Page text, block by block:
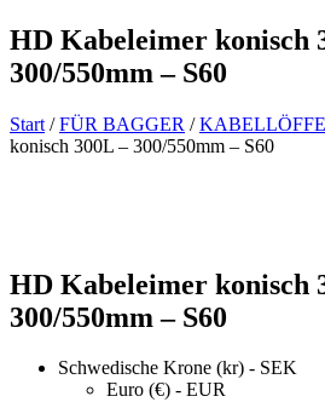
HD Kabeleimer konisch
300/550mm – S60
Start /FÜR BAGGER /
konisch 300L – 300/550mm – S60
HD Kabeleimer konisch
300/550mm – S60
Schwedische Krone (kr) - SEK
Euro (€) - EUR